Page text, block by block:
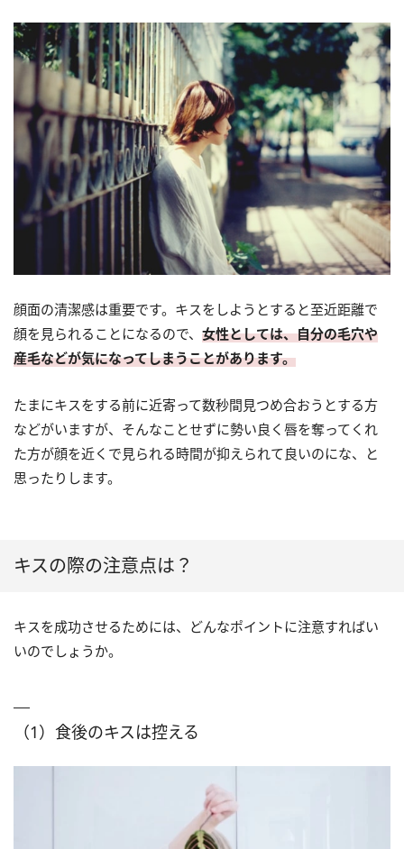
顔面の清潔感は重要です。キスをしようとすると至近距離で
顔を見られることになるので、 女性としては、自分の毛穴や
産毛などが気になってしまうことがあります。
たまにキスをする前に近寄って数秒間見つめ合おうとする方
などがいますが、そんなことせずに勢い良く唇を奪ってくれ
た方が顔を近くで見られる時間が抑えられて良いのにな、と
思ったりします。
キスの際の注意点は？
キスを成功させるためには、どんなポイントに注意すればい
いのでしょうか。
（1）食後のキスは控える